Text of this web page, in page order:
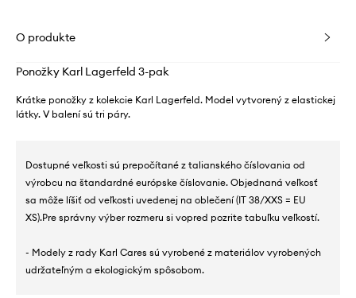
O produkte
Ponožky Karl Lagerfeld 3-pak
Krátke ponožky z kolekcie Karl Lagerfeld. Model vytvorený z elastickej
látky. V balení sú tri páry.
Dostupné veľkosti sú prepočítané z talianského číslovania od
výrobcu na štandardné európske číslovanie. Objednaná veľkosť
sa môže líšiť od veľkosti uvedenej na oblečení (IT 38/XXS = EU
XS).Pre správny výber rozmeru si vopred pozrite tabuľku veľkostí.
- Modely z rady Karl Cares sú vyrobené z materiálov vyrobených
udržateľným a ekologickým spôsobom.